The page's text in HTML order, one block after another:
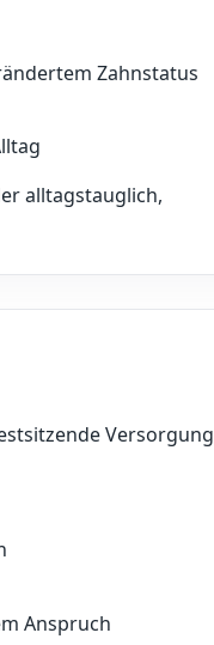
Zahnstatus
alltagstauglich,
Versorgung
Anspruch